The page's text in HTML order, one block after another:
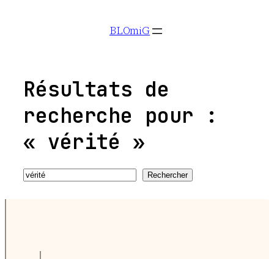
BLOmiG
Résultats de
recherche pour :
« vérité »
Recherche Rechercher